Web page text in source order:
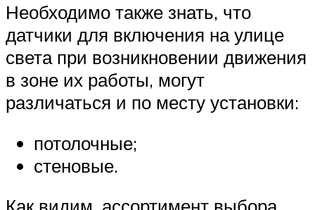
Необходимо также знать, что
датчики для включения на улице
света при возникновении движения
в зоне их работы, могут
различаться и по месту установки:
потолочные;
стеновые.